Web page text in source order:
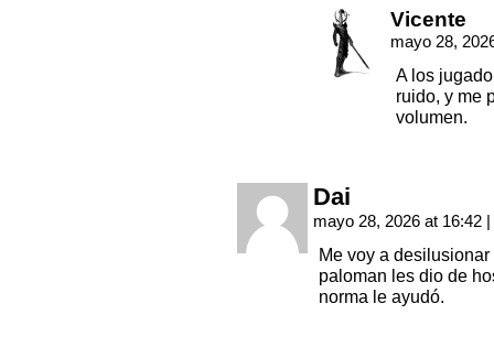
Vicente
mayo 28,
A los
ruido, y me
volumen.
Dai
mayo 28, 2026 at 16:42 |
Me voy a
paloman les dio de
norma le ayudó.